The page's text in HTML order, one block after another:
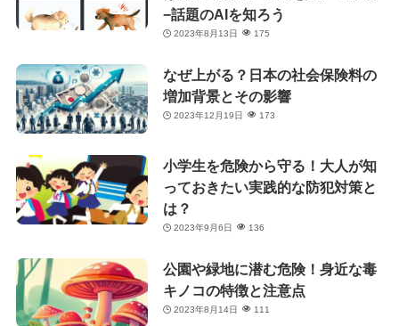
−話題のAIを知ろう
2023年8月13日 175
なぜ上がる？日本の社会保険料の
増加背景とその影響
2023年12月19日 173
小学生を危険から守る！大人が知
っておきたい実践的な防犯対策と
は？
2023年9月6日 136
公園や緑地に潜む危険！身近な毒
キノコの特徴と注意点
2023年8月14日 111